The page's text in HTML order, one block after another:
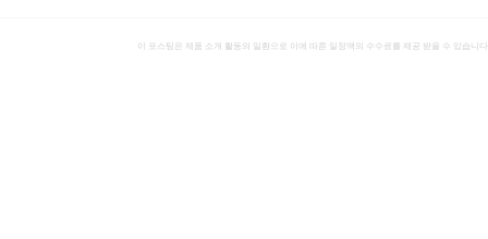
이 포스팅은 제품 소개 활동의 일환으로 이에 따른 일정액의 수수료를 제공 받을 수 있습니다